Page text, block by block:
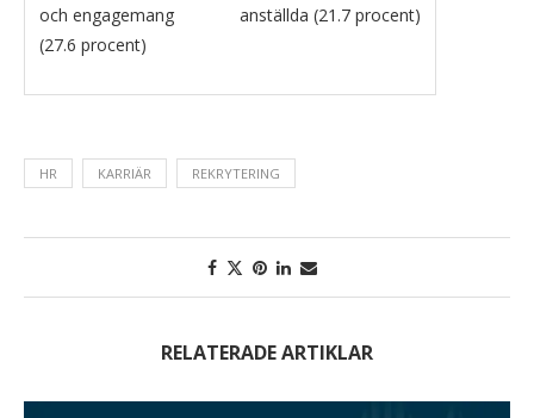
och engagemang
(27.6 procent)
anställda (21.7 procent)
HR KARRIÄR REKRYTERING
RELATERADE ARTIKLAR